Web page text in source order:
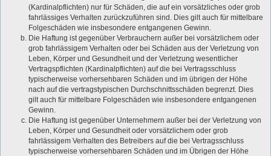
(Kardinalpflichten) nur für Schäden, die auf ein vorsätzliches oder grob
fahrlässiges Verhalten zurückzuführen sind. Dies gilt auch für mittelbare
Folgeschäden wie insbesondere entgangenen Gewinn.
Die Haftung ist gegenüber Verbrauchern außer bei vorsätzlichem oder
grob fahrlässigem Verhalten oder bei Schäden aus der Verletzung von
Leben, Körper und Gesundheit und der Verletzung wesentlicher
Vertragspflichten (Kardinalpflichten) auf die bei Vertragsschluss
typischerweise vorhersehbaren Schäden und im übrigen der Höhe
nach auf die vertragstypischen Durchschnittsschäden begrenzt. Dies
gilt auch für mittelbare Folgeschäden wie insbesondere entgangenen
Gewinn.
Die Haftung ist gegenüber Unternehmern außer bei der Verletzung von
Leben, Körper und Gesundheit oder vorsätzlichem oder grob
fahrlässigem Verhalten des Betreibers auf die bei Vertragsschluss
typischerweise vorhersehbaren Schäden und im Übrigen der Höhe